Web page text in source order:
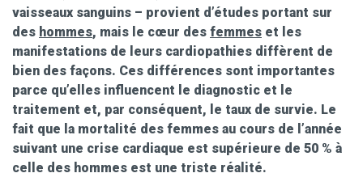
vaisseaux sanguins – provient d’études portant sur
des hommes, mais le cœur des femmes et les
manifestations de leurs cardiopathies diffèrent de
bien des façons. Ces différences sont importantes
parce qu’elles influencent le diagnostic et le
traitement et, par conséquent, le taux de survie. Le
fait que la mortalité des femmes au cours de l’année
suivant une crise cardiaque est supérieure de 50 % à
celle des hommes est une triste réalité.